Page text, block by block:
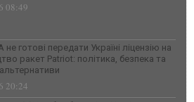
08:49
готові передати Україні ліцензію на
ракет Patriot: політика, безпека та
20:24